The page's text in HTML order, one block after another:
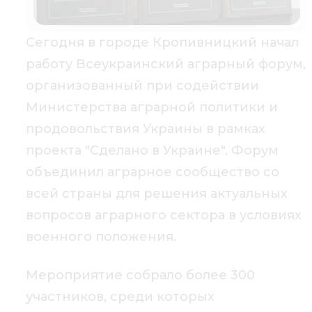
Сегодня в городе Кропивницкий начал
работу Всеукраинский аграрный форум,
организованный при содействии
Министерства аграрной политики и
продовольствия Украины в рамках
проекта "Сделано в Украине". Форум
объединил аграрное сообщество со
всей страны для решения актуальных
вопросов аграрного сектора в условиях
военного положения.
Мероприятие собрало более 300
участников, среди которых